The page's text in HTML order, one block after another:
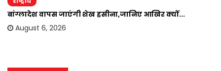
बांग्लादेश वापस जाएंगी शेख हसीना,जानिए आखिर क्यों...
August 6, 2026